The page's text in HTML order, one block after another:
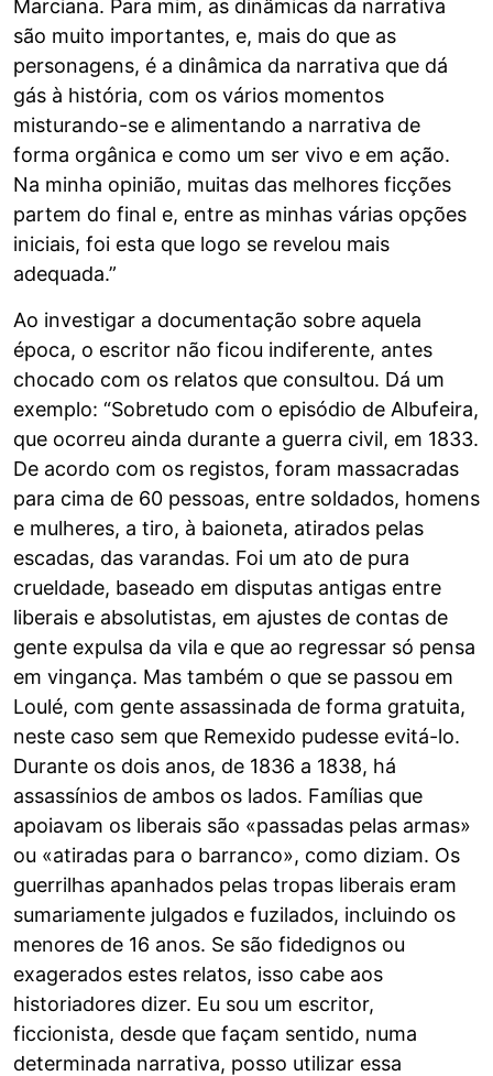
Marciana. Para mim, as dinâmicas da narrativa
são muito importantes, e, mais do que as
personagens, é a dinâmica da narrativa que dá
gás à história, com os vários momentos
misturando-se e alimentando a narrativa de
forma orgânica e como um ser vivo e em ação.
Na minha opinião, muitas das melhores ficções
partem do final e, entre as minhas várias opções
iniciais, foi esta que logo se revelou mais
adequada.”
Ao investigar a documentação sobre aquela
época, o escritor não ficou indiferente, antes
chocado com os relatos que consultou. Dá um
exemplo: “Sobretudo com o episódio de Albufeira,
que ocorreu ainda durante a guerra civil, em 1833.
De acordo com os registos, foram massacradas
para cima de 60 pessoas, entre soldados, homens
e mulheres, a tiro, à baioneta, atirados pelas
escadas, das varandas. Foi um ato de pura
crueldade, baseado em disputas antigas entre
liberais e absolutistas, em ajustes de contas de
gente expulsa da vila e que ao regressar só pensa
em vingança. Mas também o que se passou em
Loulé, com gente assassinada de forma gratuita,
neste caso sem que Remexido pudesse evitá-lo.
Durante os dois anos, de 1836 a 1838, há
assassínios de ambos os lados. Famílias que
apoiavam os liberais são «passadas pelas armas»
ou «atiradas para o barranco», como diziam. Os
guerrilhas apanhados pelas tropas liberais eram
sumariamente julgados e fuzilados, incluindo os
menores de 16 anos. Se são fidedignos ou
exagerados estes relatos, isso cabe aos
historiadores dizer. Eu sou um escritor,
ficcionista, desde que façam sentido, numa
determinada narrativa, posso utilizar essa